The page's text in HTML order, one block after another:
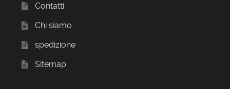
Contatti
Chi siamo
spedizione
Sitemap